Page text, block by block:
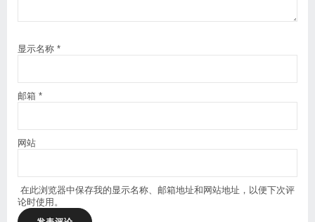
显示名称 *
邮箱 *
网站
在此浏览器中保存我的显示名称、邮箱地址和网站地址，以便下次评
论时使用。